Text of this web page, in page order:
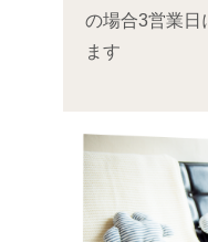
の場合3営業日
ます